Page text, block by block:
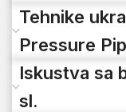
Tehnike
Pressure
Iskustva sa
sl.